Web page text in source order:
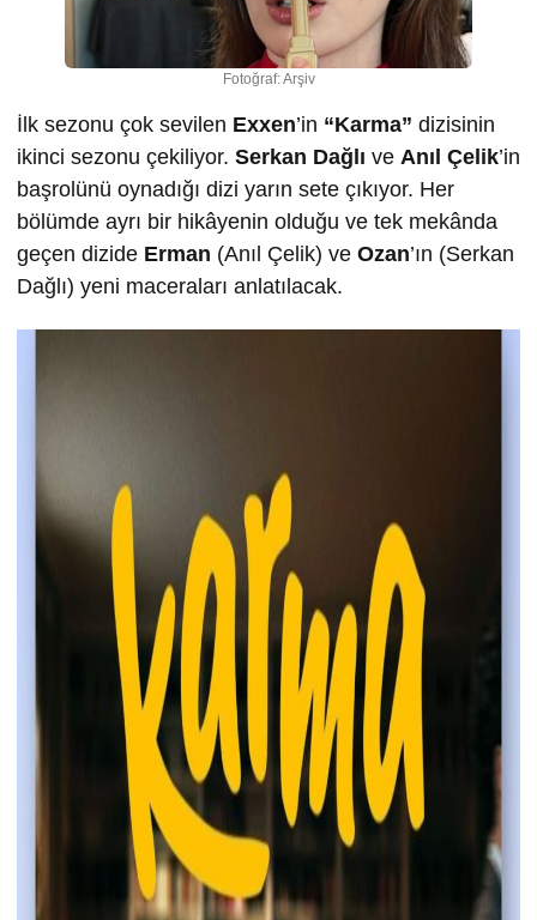
Fotoğraf: Arşiv
İlk sezonu çok sevilen Exxen’in “Karma” dizisinin
ikinci sezonu çekiliyor. Serkan Dağlı ve Anıl Çelik’in
başrolünü oynadığı dizi yarın sete çıkıyor. Her
bölümde ayrı bir hikâyenin olduğu ve tek mekânda
geçen dizide Erman (Anıl Çelik) ve Ozan’ın (Serkan
Dağlı) yeni maceraları anlatılacak.